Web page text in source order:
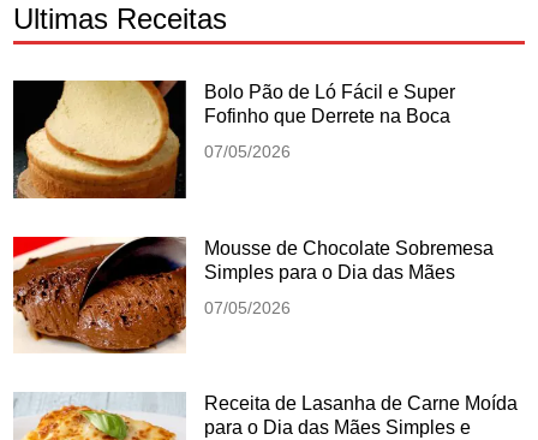
Ultimas Receitas
Bolo Pão de Ló Fácil e Super
Fofinho que Derrete na Boca
07/05/2026
Mousse de Chocolate Sobremesa
Simples para o Dia das Mães
07/05/2026
Receita de Lasanha de Carne Moída
para o Dia das Mães Simples e